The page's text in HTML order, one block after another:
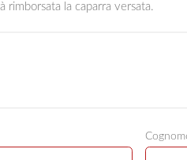
rimborsata la caparra versata.